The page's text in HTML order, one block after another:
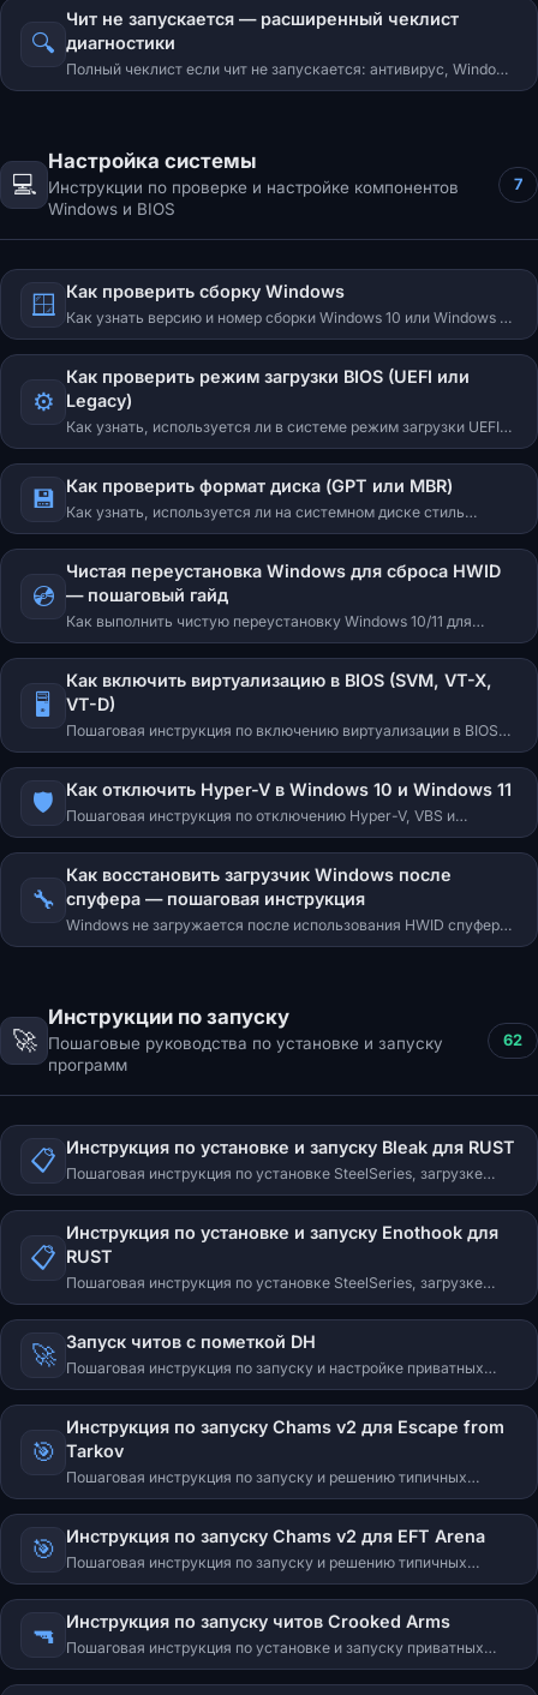
🔍
Чит не запускается — расширенный чеклист
диагностики
Полный чеклист если чит не запускается: антивирус, Windows
Defender, .NET, Visual C++, совместимость, права
💻
Настройка системы
Инструкции по проверке и настройке компонентов
Windows и BIOS
7
🪟 Как проверить сборку Windows
Как узнать версию и номер сборки Windows 10 или Windows 11
(например 20H2, 21H2, 22H2).
⚙️
Как проверить режим загрузки BIOS (UEFI или
Legacy)
Как узнать, используется ли в системе режим загрузки UEFI
или Legacy (BIOS).
💾 Как проверить формат диска (GPT или MBR)
Как узнать, используется ли на системном диске стиль
разделов GPT или MBR.
💿
Чистая переустановка Windows для сброса HWID
— пошаговый гайд
Как выполнить чистую переустановку Windows 10/11 для
полного сброса HWID после бана. Подготовка флешки,
настройка BIOS, установка и первичная настройка.
🖥️
Как включить виртуализацию в BIOS (SVM, VT-X,
VT-D)
Пошаговая инструкция по включению виртуализации в BIOS
для процессоров Intel (VT-x, VT-d) и AMD (SVM).
🛡️ Как отключить Hyper-V в Windows 10 и Windows 11
Пошаговая инструкция по отключению Hyper-V, VBS и
связанных компонентов виртуализации в Windows.
🔧
Как восстановить загрузчик Windows после
спуфера — пошаговая инструкция
Windows не загружается после использования HWID спуфера?
Пошаговая инструкция по восстановлению загрузочного EFI-
🚀
Инструкции по запуску
Пошаговые руководства по установке и запуску
программ
62
📋 Инструкция по установке и запуску Bleak для RUST
Пошаговая инструкция по установке SteelSeries, загрузке
Loader, отключению Secure Boot и TPM, а также запуску Bleak
для RUST.
📋
Инструкция по установке и запуску Enothook для
RUST
Пошаговая инструкция по установке SteelSeries, загрузке
Loader, отключению Secure Boot и TPM, а также запуску
Enothook для RUST.
🚀 Запуск читов с пометкой DH
Пошаговая инструкция по запуску и настройке приватных
читов с пометкой DH (Dream Hack).
🎯
Инструкция по запуску Chams v2 для Escape from
Tarkov
Пошаговая инструкция по запуску и решению типичных
ошибок приватного чита Chams v2 (++) для Escape from
Tarkov. Скачивание лоадера, активация, инжект, Windows 11.
🎯 Инструкция по запуску Chams v2 для EFT Arena
Пошаговая инструкция по запуску и решению типичных
ошибок приватного чита Chams v2 (++) для Escape from
Tarkov: Arena. Скачивание лоадера, активация, инжект,
Windows 11.
🔫 Инструкция по запуску читов Crooked Arms
Пошаговая инструкция по установке и запуску приватных
читов Crooked Arms. Скачивание лаунчера, регистрация,
активация ключа, запуск чита. Решение ошибок: Failed to